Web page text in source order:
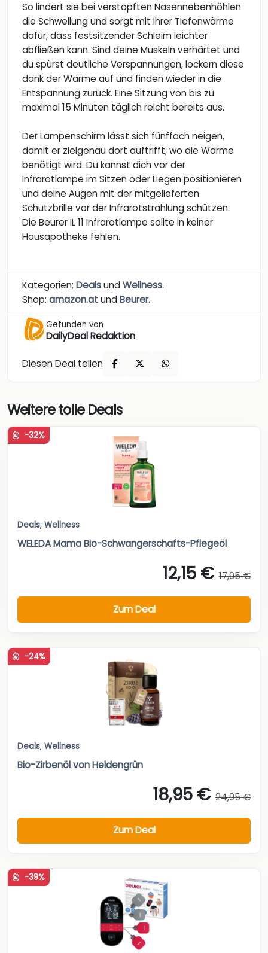
So lindert sie bei verstopften Nasennebenhöhlen
die Schwellung und sorgt mit ihrer Tiefenwärme
dafür, dass festsitzender Schleim leichter
abfließen kann. Sind deine Muskeln verhärtet und
du spürst deutliche Verspannungen, lockern diese
dank der Wärme auf und finden wieder in die
Entspannung zurück. Eine Sitzung von bis zu
maximal 15 Minuten täglich reicht bereits aus.
Der Lampenschirm lässt sich fünffach neigen,
damit er zielgenau dort auftrifft, wo die Wärme
benötigt wird. Du kannst dich vor der
Infrarotlampe im Sitzen oder Liegen positionieren
und deine Augen mit der mitgelieferten
Schutzbrille vor der Infrarotstrahlung schützen.
Die Beurer IL 11 Infrarotlampe sollte in keiner
Hausapotheke fehlen.
Kategorien: DealsundWellness.
Shop: amazon.atundBeurer.
Gefunden von
DailyDeal Redaktion
Diesen Deal teilen
Weitere tolle Deals
-32%
Deals, Wellness
WELEDA Mama Bio-Schwangerschafts-Pflegeöl
12,15 € 17,95 €
Zum Deal
-24%
Deals, Wellness
Bio-Zirbenöl von Heldengrün
18,95 € 24,95 €
Zum Deal
-39%